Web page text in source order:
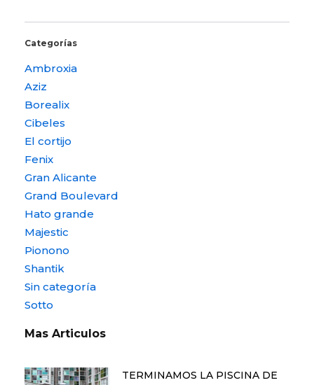
Categorías
Ambroxia
Aziz
Borealix
Cibeles
El cortijo
Fenix
Gran Alicante
Grand Boulevard
Hato grande
Majestic
Pionono
Shantik
Sin categoría
Sotto
Mas Articulos
TERMINAMOS LA PISCINA DE